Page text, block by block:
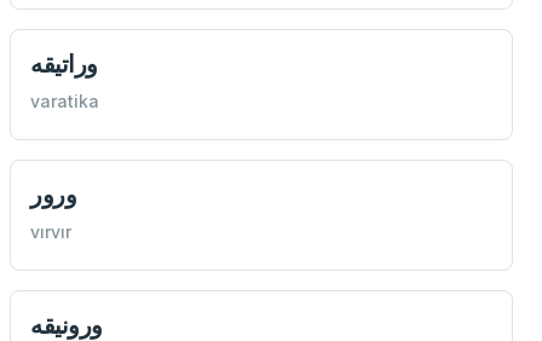
وراتيقه
varatika
ورور
vırvır
ورونيقه